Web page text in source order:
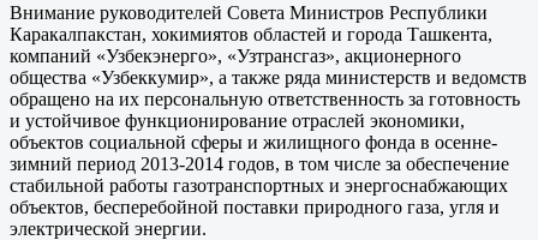
Внимание руководителей Совета Министров Республики
Каракалпакстан, хокимиятов областей и города Ташкента,
компаний «Узбекэнерго», «Узтрансгаз», акционерного
общества «Узбеккумир», а также ряда министерств и ведомств
обращено на их персональную ответственность за готовность
и устойчивое функционирование отраслей экономики,
объектов социальной сферы и жилищного фонда в осенне-
зимний период 2013-2014 годов, в том числе за обеспечение
стабильной работы газотранспортных и энергоснабжающих
объектов, бесперебойной поставки природного газа, угля и
электрической энергии.